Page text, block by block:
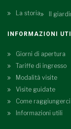
La storia Il
INFORMAZIONI
Giorni di apertura
Tariffe di ingresso
Modalità visite
Visite guidate
Come raggiungerci
Informazioni utili